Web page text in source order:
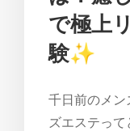
で極上
験✨
千日前のメ
ズエステっ